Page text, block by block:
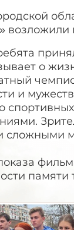
о
и
сложными
памяти